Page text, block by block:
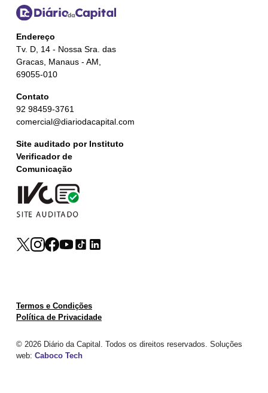
Endereço
Tv. D, 14 - Nossa Sra. das
Gracas, Manaus - AM,
69055-010
Contato
92 98459-3761
comercial@diariodacapital.com
Site auditado por Instituto
Verificador de
Comunicação
© 2026 Diário da Capital. Todos os direitos reservados. Soluções
web: Caboco Tech
Termos e Condições
Política de Privacidade